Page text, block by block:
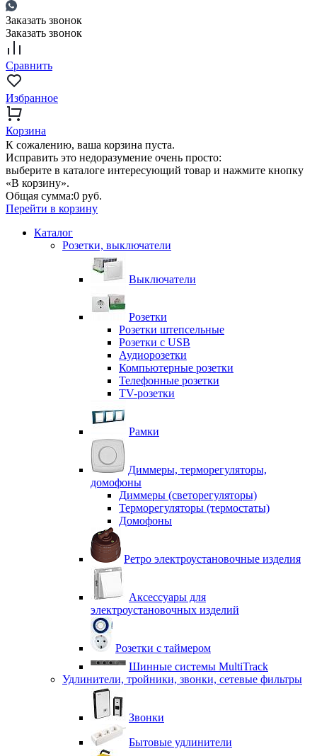
Заказать звонок
Заказать звонок
Сравнить
Избранное
Корзина
К сожалению, ваша корзина пуста.
Исправить это недоразумение очень просто:
выберите в каталоге интересующий товар и нажмите кнопку
«В корзину».
Общая сумма:0 руб.
Перейти в корзину
Каталог
Розетки, выключатели
Выключатели
Розетки
Розетки штепсельные
Розетки с USB
Аудиорозетки
Компьютерные розетки
Телефонные розетки
TV-розетки
Рамки
Диммеры, терморегуляторы,
домофоны
Диммеры (светорегуляторы)
Терморегуляторы (термостаты)
Домофоны
Ретро электроустановочные изделия
Аксессуары для
электроустановочных изделий
Розетки с таймером
Шинные системы MultiTrack
Удлинители, тройники, звонки, сетевые фильтры
Звонки
Бытовые удлинители